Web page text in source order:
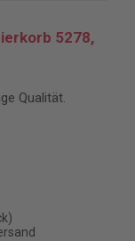
5278,
Qualität.